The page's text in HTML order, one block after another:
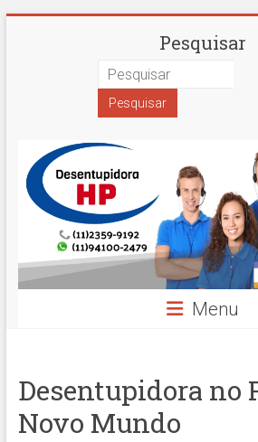
Desentupidora
Paulo
Hidro
Prime
Pesquisar
Menu
Desentupidora no
Novo Mundo